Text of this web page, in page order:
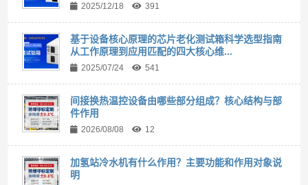
2025/12/18 391
基于设备核心原理的芯片老化测试箱科学选型指南
从工作原理到应用匹配的四大核心维...
2025/07/24 541
间接换热温控设备由哪些部分组成？核心结构与部
件作用
2026/08/08 12
加氢站冷水机有什么作用？主要功能和作用对象说
明